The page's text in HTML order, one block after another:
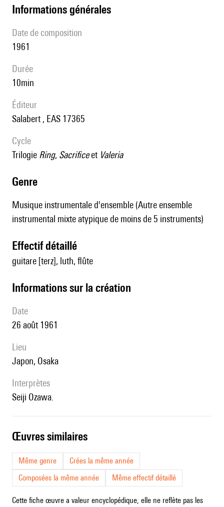
informations générales
date de composition
1961
durée
10min
éditeur
Salabert , EAS 17365
Cycle
trilogie Ring, Sacrificeet Valeria
genre
Musique instrumentale d'ensemble (Autre ensemble
instrumental mixte atypique de moins de 5 instruments)
effectif détaillé
guitare [terz], luth, flûte
informations sur la création
date
26 août 1961
lieu
Japon, Osaka
interprètes
Seiji Ozawa.
œuvres similaires
Même genre
Crées la même année
Composées la même année
Même effectif détaillé
Cette fiche œuvre a valeur encyclopédique, elle ne reflète pas les